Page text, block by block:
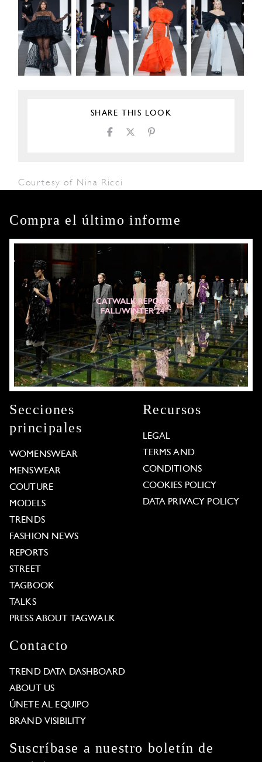
SHARE THIS LOOK
Courtesy of Nina Ricci
Compra el último informe
Secciones
principales
WOMENSWEAR
MENSWEAR
COUTURE
MODELS
TRENDS
FASHION NEWS
REPORTS
STREET
TAGBOOK
TALKS
PRESS ABOUT TAGWALK
Recursos
LEGAL
TERMS AND
CONDITIONS
COOKIES POLICY
DATA PRIVACY POLICY
Contacto
TREND DATA DASHBOARD
ABOUT US
ÚNETE AL EQUIPO
BRAND VISIBILITY
Suscríbase a nuestro boletín de